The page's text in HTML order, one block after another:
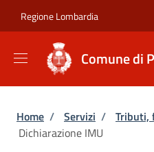
Regione Lombardia
Comune di
Briciole di
Home / Servizi / Tributi,
Dichiarazione IMU